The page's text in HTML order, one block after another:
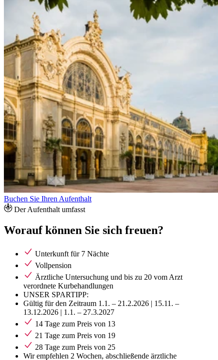
Buchen Sie Ihren Aufenthalt
Der Aufenthalt umfasst
Worauf können Sie sich freuen?
Unterkunft für 7 Nächte
Vollpension
Ärztliche Untersuchung und bis zu 20 vom Arzt
verordnete Kurbehandlungen
UNSER SPARTIPP:
Gültig für den Zeitraum 1.1. – 21.2.2026 | 15.11. –
13.12.2026 | 1.1. – 27.3.2027
14 Tage zum Preis von 13
21 Tage zum Preis von 19
28 Tage zum Preis von 25
Wir empfehlen 2 Wochen, abschließende ärztliche